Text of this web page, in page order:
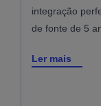
integração
de fonte de 5
Ler mais